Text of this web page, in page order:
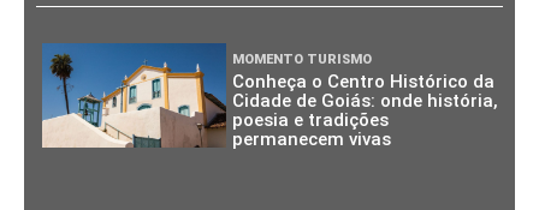
MOMENTO TURISMO
Conheça o Centro Histórico da
Cidade de Goiás: onde história,
poesia e tradições
permanecem vivas